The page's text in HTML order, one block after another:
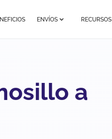
ENVÍOS RECURSOS
a